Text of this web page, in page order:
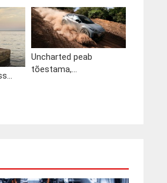
Uncharted peab
tõestama,...